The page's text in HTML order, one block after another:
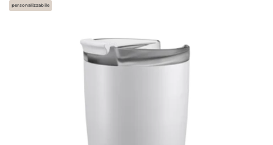
personalizzabile